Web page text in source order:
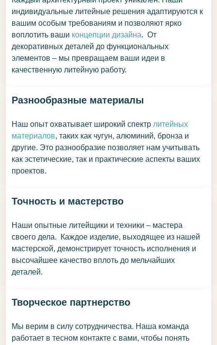
индивидуальные литейные решения адаптируются к
вашим особым требованиям и позволяют ярко
воплотить ваши концепции дизайна. От
декоративных деталей до функциональных
элементов – мы превращаем ваши идеи в
качественную литейную работу.
Разнообразные материалы
Наш опыт охватывает широкий спектр литейных
материалов, таких как чугун, алюминий, бронза и
другие. Это разнообразие позволяет нам учитывать
как эстетические, так и практические аспекты ваших
проектов.
Точность и мастерство
Наши опытные литейщики и техники – мастера
своего дела. Каждое изделие, выходящее из нашей
мастерской, демонстрирует точность исполнения и
высочайшее качество вплоть до мельчайших
деталей.
Творческое партнерство
Мы верим в силу сотрудничества. Наша команда
работает в тесном контакте с вами, чтобы понять